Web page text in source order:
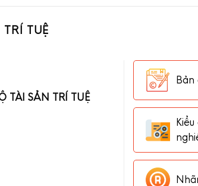
TUỆ
TÀI SẢN TRÍ TUỆ